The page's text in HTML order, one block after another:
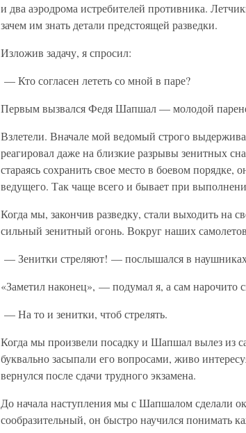
и два аэродрома истребителей противника.
зачем им знать детали предстоящей разведки.
Изложив задачу, я спросил:
— Кто согласен лететь со мной в паре?
Первым вызвался Федя Шапшал — молодой
Взлетели. Вначале мой ведомый строго
реагировал даже на близкие разрывы зенитных
стараясь сохранить свое место в боевом порядке,
ведущего. Так чаще всего и бывает при
Когда мы, закончив разведку, стали выходить на
сильный зенитный огонь. Вокруг наших
— Зенитки стреляют! — послышался в
«Заметил наконец», — подумал я, а сам нарочито
— На то и зенитки, чтоб стрелять.
Когда мы произвели посадку и Шапшал вылез из
буквально засыпали его вопросами, живо
вернулся после сдачи трудного экзамена.
До начала наступления мы с Шапшалом сделали
сообразительный, он быстро научился понимать